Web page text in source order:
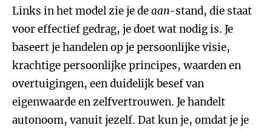
Links in het model zie je deaan-stand, die staat
voor effectief gedrag, je doet wat nodig is. Je
baseert je handelen op je persoonlijke visie,
krachtige persoonlijke principes, waarden en
overtuigingen, een duidelijk besef van
eigenwaarde en zelfvertrouwen. Je handelt
autonoom, vanuit jezelf. Dat kun je, omdat je je